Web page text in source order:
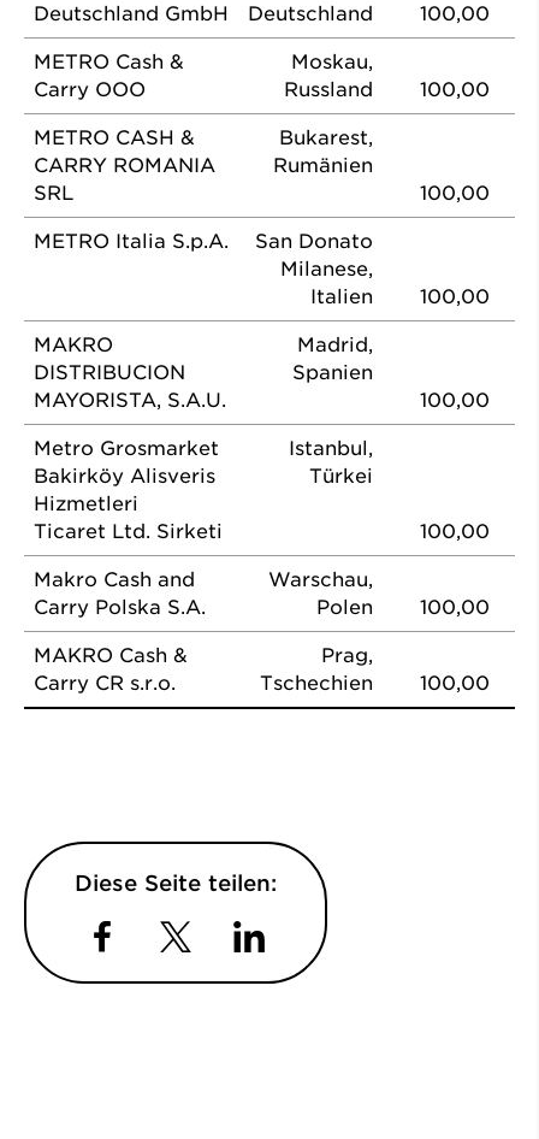
Deutschland GmbH
Deutschland
100,00
METRO Cash &
Carry OOO
Moskau,
Russland
100,00
METRO CASH &
CARRY ROMANIA
SRL
Bukarest,
Rumänien
100,00
METRO Italia S.p.A.
San Donato
Milanese,
Italien
100,00
MAKRO
DISTRIBUCION
MAYORISTA, S.A.U.
Madrid,
Spanien
100,00
Metro Grosmarket
Bakirköy Alisveris
Hizmetleri
Ticaret Ltd. Sirketi
Istanbul,
Türkei
100,00
Makro Cash and
Carry Polska S.A.
Warschau,
Polen
100,00
MAKRO Cash &
Carry CR s.r.o.
Prag,
Tschechien
100,00
Diese Seite teilen:
FacebookTwitterLinkedIn